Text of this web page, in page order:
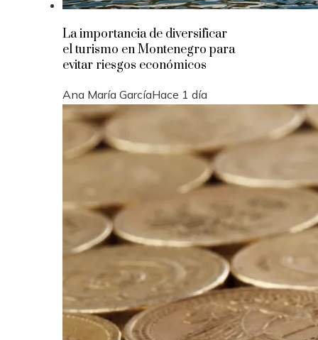
La importancia de diversificar
el turismo en Montenegro para
evitar riesgos económicos
Ana María GarcíaHace 1 día